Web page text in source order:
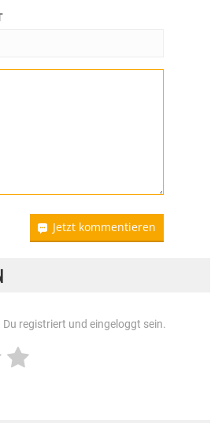
Jetzt kommentieren
registriert und eingeloggt sein.